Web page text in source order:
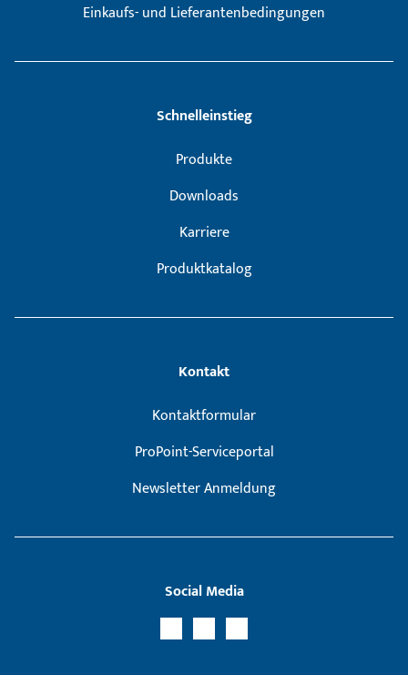
Einkaufs- und Lieferantenbedingungen
Schnelleinstieg
Produkte
Downloads
Karriere
Produktkatalog
Kontakt
Kontaktformular
ProPoint-Serviceportal
Newsletter Anmeldung
Social Media